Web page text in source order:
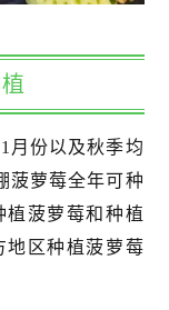
月份以及秋季均
菠萝莓全年可种
植菠萝莓和种植
地区种植菠萝莓